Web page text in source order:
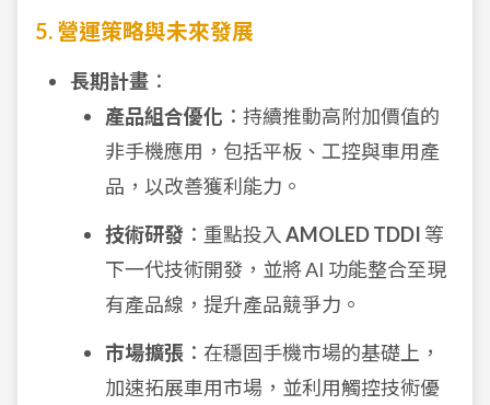
5. 營運策略與未來發展
長期計畫 ：
產品組合優化 ：持續推動高附加價值的
非手機應用，包括平板、工控與車用產
品，以改善獲利能力。
技術研發 ：重點投入 AMOLED TDDI 等
下一代技術開發，並將 AI 功能整合至現
有產品線，提升產品競爭力。
市場擴張 ：在穩固手機市場的基礎上，
加速拓展車用市場，並利用觸控技術優